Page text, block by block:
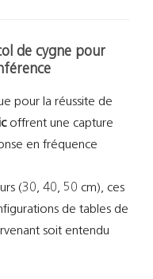
de cygne pour
pour la réussite de
offrent une capture
en fréquence
(30, 40, 50 cm), ces
de tables de
soit entendu